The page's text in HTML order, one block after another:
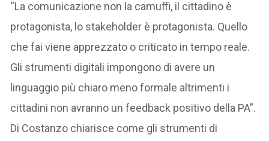
“La comunicazione non la camuffi, il cittadino è
protagonista, lo stakeholder è protagonista. Quello
che fai viene apprezzato o criticato in tempo reale.
Gli strumenti digitali impongono di avere un
linguaggio più chiaro meno formale altrimenti i
cittadini non avranno un feedback positivo della PA”.
Di Costanzo chiarisce come gli strumenti di